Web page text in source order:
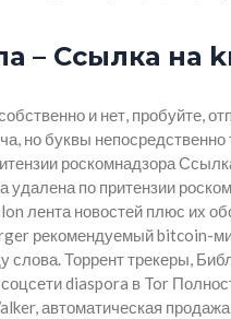
– Ссылка на
и нет, пробуйте,
но буквы непосредственно
роскомнадзора
по притензии
лента новостей плюс их
рекомендуемый bitcoin-
Торрент трекеры,
diaspora в Tor
автоматическая